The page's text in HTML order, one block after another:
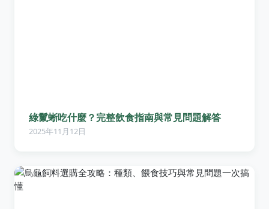
綠鬣蜥吃什麼？完整飲食指南與常見問題解答
2025年11月12日